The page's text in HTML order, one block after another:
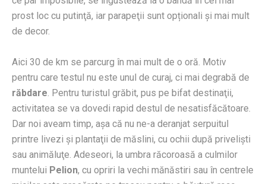
prost loc cu putinţă, iar parapeţii sunt opționali şi mai mult
de decor.
Aici 30 de km se parcurg în mai mult de o oră. Motiv
pentru care testul nu este unul de curaj, ci mai degrabă de
răbdare. Pentru turistul grăbit, pus pe bifat destinaţii,
activitatea se va dovedi rapid destul de nesatisfăcătoare.
Dar noi aveam timp, aşa că nu ne-a deranjat serpuitul
printre livezi şi plantaţii de măslini, cu ochii după privelişti
sau animăluţe. Adeseori, la umbra răcoroasă a culmilor
muntelui Pelion, cu opriri la vechi mănăstiri sau în centrele